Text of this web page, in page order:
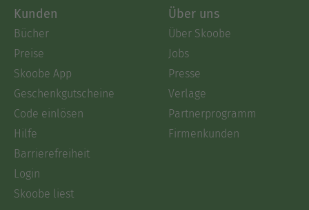
Kunden
Bücher
Preise
Skoobe App
Geschenkgutscheine
Code einlösen
Hilfe
Barrierefreiheit
Login
Skoobe liest
Über uns
Über Skoobe
Jobs
Presse
Verlage
Partnerprogramm
Firmenkunden